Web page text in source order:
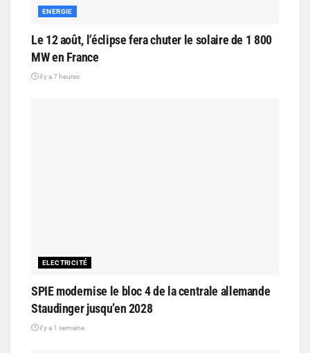
ENERGIE
Le 12 août, l’éclipse fera chuter le solaire de 1 800
MW en France
il y a 7 heures
ELECTRICITÉ
SPIE modernise le bloc 4 de la centrale allemande
Staudinger jusqu’en 2028
il y a 1 semaine